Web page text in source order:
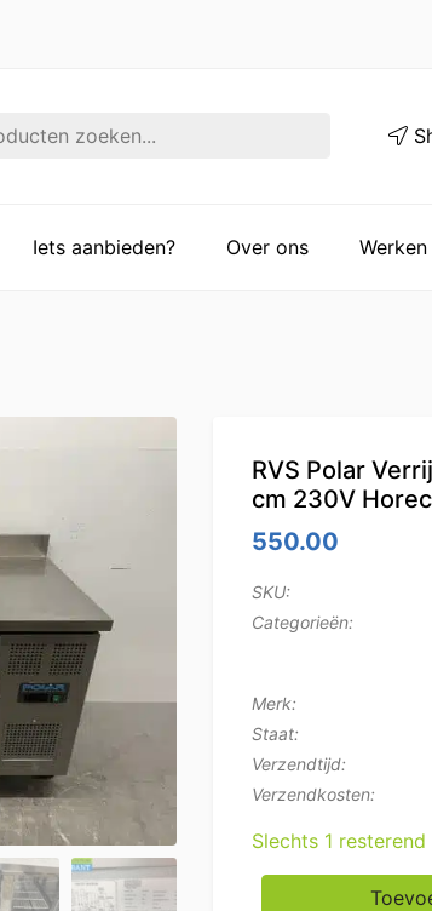
Iets aanbieden? Over ons
RVS Polar
cm 230V
550.00
SKU:
Categorieën:
Merk:
Staat:
Verzendtijd:
Verzendkosten:
Slechts 1
RVS Polar